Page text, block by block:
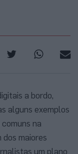
a bordo,
alguns exemplos
na
maiores
um plano